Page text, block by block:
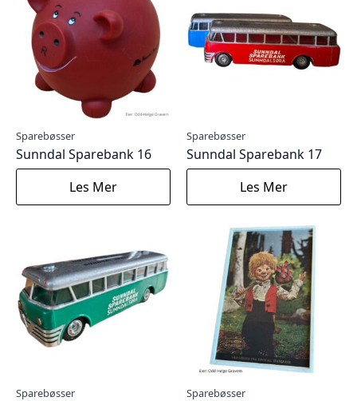
Sparebøsser
Sunndal Sparebank 16
Les Mer
Sparebøsser
Sunndal Sparebank 17
Les Mer
Sparebøsser Sparebøsser